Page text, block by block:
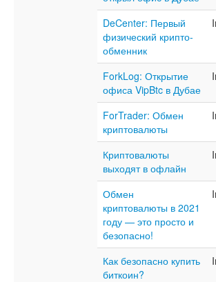
DeCenter: Первый
физический крипто-
обменник
ForkLog: Открытие
офиса VipBtc в Дубае
ForTrader: Обмен
криптовалюты
Криптовалюты
выходят в офлайн
Обмен
криптовалюты в 2021
году — это просто и
безопасно!
Как безопасно купить
биткоин?